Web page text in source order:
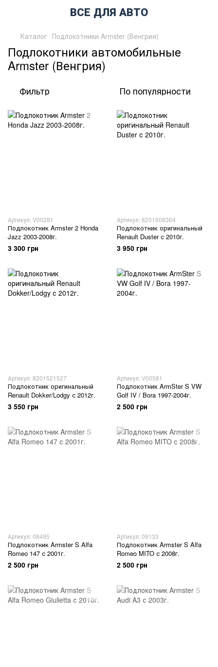
ВСЕ ДЛЯ АВТО
Каталог Подлокотники Armster (Венгрия)
Подлокотники автомобильные
Armster (Венгрия)
Фильтр По популярности
Артикул: V00281
Подлокотник Armster 2 Honda
Jazz 2003-2008г.
3 300 грн
Артикул: 8201508364
Подлокотник оригинальный
Renault Duster с 2010г.
3 950 грн
Артикул: 8201521527
Подлокотник оригинальный
Renault Dokker/Lodgy с 2012г.
3 550 грн
Артикул: V00581
Подлокотник ArmSter S VW
Golf IV / Bora 1997-2004г.
2 500 грн
Артикул: 08495
Подлокотник Armster S Alfa
Romeo 147 с 2001г.
2 500 грн
Артикул: 09133
Подлокотник Armster S Alfa
Romeo MITO с 2008г.
2 500 грн